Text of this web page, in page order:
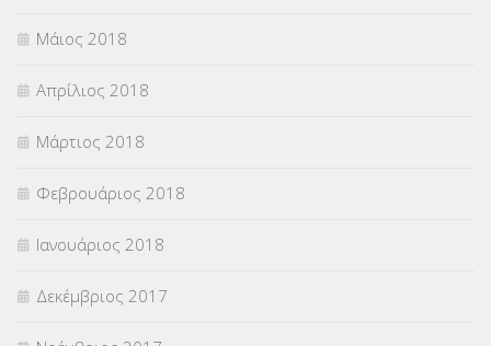
Μάιος 2018
Απρίλιος 2018
Μάρτιος 2018
Φεβρουάριος 2018
Ιανουάριος 2018
Δεκέμβριος 2017